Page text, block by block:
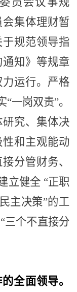
集体理财暂
规范领导指
知》等规章
运行。严格
“一岗双责”。
究、集体决
和主观能动
分管财务、
立健全 “正职
主决策”的工
“三个不直接分
全面领导。